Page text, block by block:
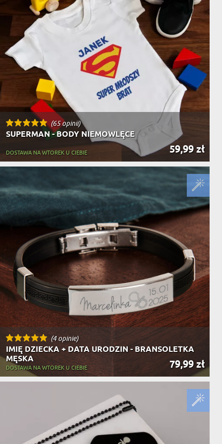
(65 opinii)
SUPERMAN - BODY NIEMOWLĘCE
59,99 zł
DOSTAWA NA WTOREK U CIEBIE
(4 opinie)
IMIĘ DZIECKA + DATA URODZIN - BRANSOLETKA
MĘSKA
79,99 zł
DOSTAWA NA WTOREK U CIEBIE